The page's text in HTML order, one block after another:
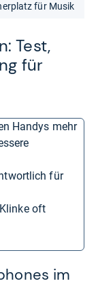
Test,
für
Handys mehr
im
für Musik